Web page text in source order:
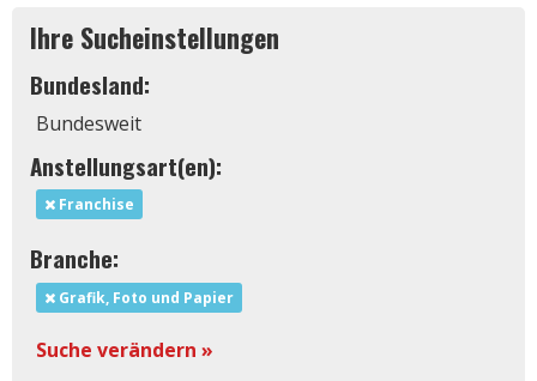
Ihre Sucheinstellungen
Bundesland:
Bundesweit
Anstellungsart(en):
Franchise
Branche:
Grafik, Foto und Papier
Suche verändern »